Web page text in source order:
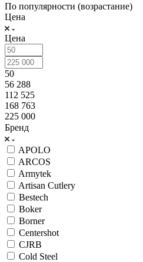
По популярности (возрастание)
Цена
Цена
50
56 288
112 525
168 763
225 000
Бренд
APOLO
ARCOS
Armytek
Artisan Cutlery
Bestech
Boker
Borner
Centershot
CJRB
Cold Steel